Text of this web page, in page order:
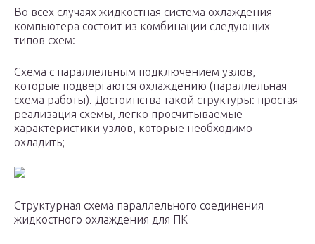
Во всех случаях жидкостная система охлаждения
компьютера состоит из комбинации следующих
типов схем:
Схема с параллельным подключением узлов,
которые подвергаются охлаждению (параллельная
схема работы). Достоинства такой структуры: простая
реализация схемы, легко просчитываемые
характеристики узлов, которые необходимо
охладить;
Структурная схема параллельного соединения
жидкостного охлаждения для ПК